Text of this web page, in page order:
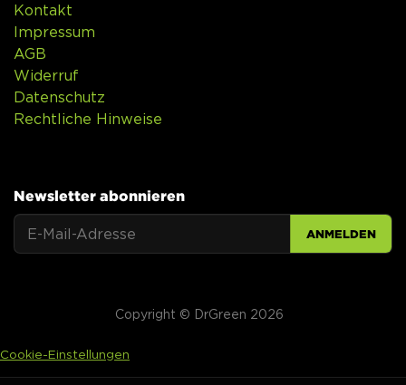
Kontakt
Impressum
AGB
Widerruf
Datenschutz
Rechtliche Hinweise
Newsletter abonnieren
ANMELDEN
Copyright © DrGreen 2026
Cookie-Einstellungen